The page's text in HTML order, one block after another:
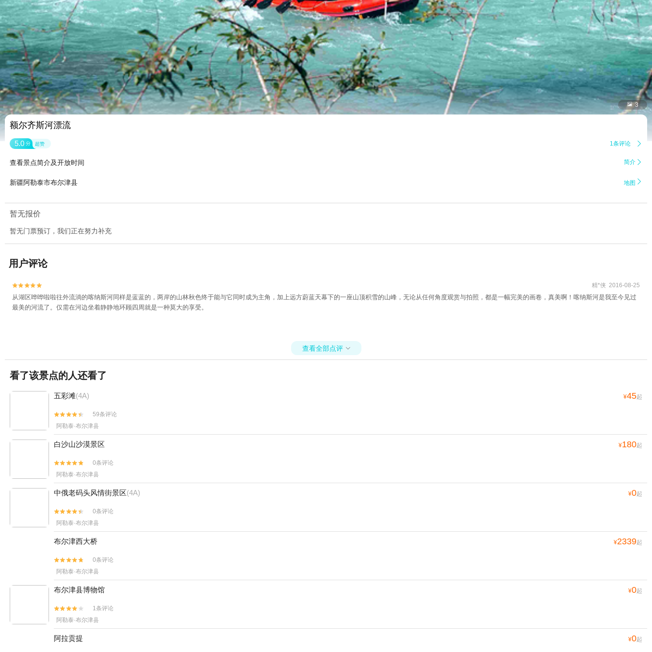
 3
额尔齐斯河漂流
5.0 分 超赞 1条评论 
查看景点简介及开放时间 简介 
新疆阿勒泰市布尔津县 地图 
暂无报价
暂无门票预订，我们正在努力补充
用户评论

 精*侠 2016-08-25
从湖区哗哗啦啦往外流淌的喀纳斯河同样是蓝蓝的，两岸的山林秋色终于能与它同时成为主角，加上远方蔚蓝天幕下的一座山顶积雪的山峰，无论从任何角度观赏与拍照，都是一幅完美的画卷，真美啊！喀纳斯河是我至今见过
最美的河流了。仅需在河边坐着静静地环顾四周就是一种莫大的享受。
查看全部点评 
看了该景点的人还看了
五彩滩(4A) ¥45起


59条评论
阿勒泰·布尔津县
白沙山沙漠景区 ¥180起


0条评论
阿勒泰·布尔津县
中俄老码头风情街景区(4A) ¥0起


0条评论
阿勒泰·布尔津县
布尔津西大桥 ¥2339起


0条评论
阿勒泰·布尔津县
布尔津县博物馆 ¥0起


1条评论
阿勒泰·布尔津县
阿拉贡提 ¥0起